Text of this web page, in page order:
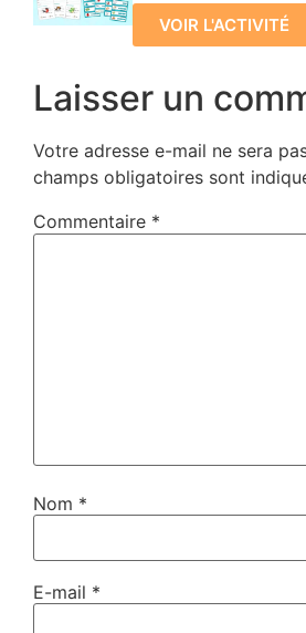
VOIR L'ACTIVITÉ
Laisser un
Votre adresse e-mail ne sera
champs obligatoires sont
Commentaire *
Nom *
E-mail *